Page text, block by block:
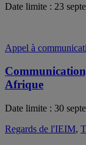
Date limite : 23
Appel à
Afrique
Date limite : 30
Regards de l'IEIM,